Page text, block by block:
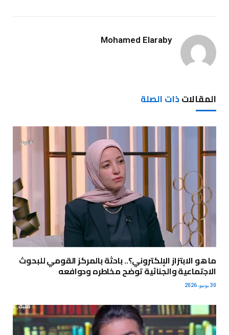
Mohamed Elaraby
المقالاتذات الصلة
ما هو الابتزاز الإلكتروني؟.. باحثة بالمركز القومي للبحوث
الاجتماعية والجنائية توضح مخاطره ودوافعه
30 يونيو، 2026